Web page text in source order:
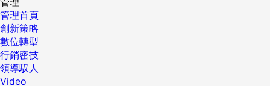
管理首頁
創新策略
數位轉型
行銷密技
領導馭人
Video